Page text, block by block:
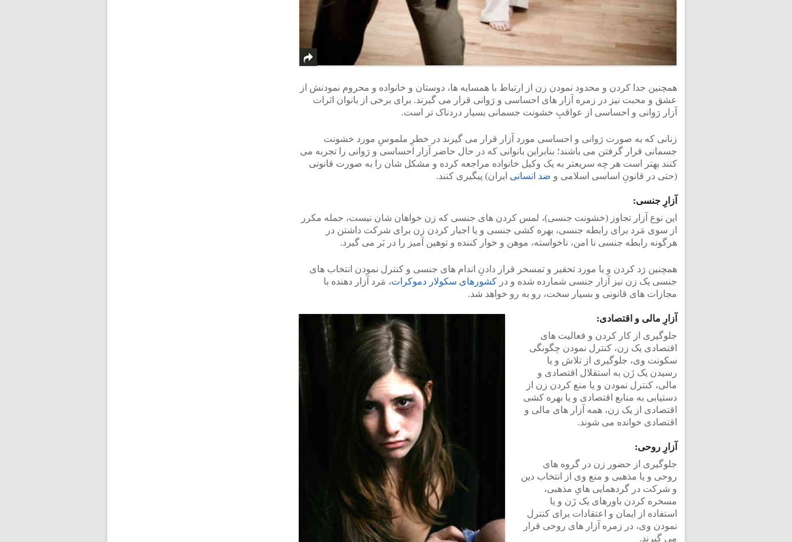
همچنین جدا کردن و محدود نمودن زن از ارتباط با همسایه ها، دوستان و خانواده و محروم نمودنش از
عشق و محبت نیز در زمره آزار های احساسی و رَوانی قرار می گیرند. برای برخی از بانوان اثرات
آزار رَوانی و احساسی از عواقبِ خشونت جسمانی بسیار دردناک تر است.
زنانی که به صورت رَوانی و احساسی مورد آزار قرار می گیرند در خطرِ ملموسِ مورد خشونت
جسمانی قرار گرفتن می باشند؛ بنابراین بانوانی که در حال حاضر آزار احساسی و رَوانی را تجربه می
کنند بهتر است هر چه سریعتر به یک وکیل خانواده مراجعه کرده و مشکل شان را به صورت قانونی
(حتی در قانونِ اساسی اسلامی و ضد انسانی ایران) پیگیری کنند.
آزارِ جنسی:
این نوع آزار تجاوز (خشونت جنسی)، لمس کردن های جنسی که زن خواهان شان نیست، حمله مکرر
از سوی مَرد برای رابطه جنسی، بهره کشی جنسی و یا اجبار کردن زن برای شرکت داشتن در
هرگونه رابطه جنسی نا امن، ناخواسته، موهن و خوار کننده و توهین آمیز را در بَر می گیرد.
همچنین رَد کردن و یا مورد تحقیر و تمسخر قرار دادنِ اندام های جنسی و کنترل نمودن انتخاب های
جنسی یک زن نیز آزار جنسی شمارده شده و در کشورهای سکولار دموکرات، مَرد آزار دهنده با
مجازات های قانونی و بسیار سخت، رو به رو خواهد شد.
آزارِ مالی و اقتصادی:
جلوگیری از کار کردن و فعالیت های
اقتصادی یک زن، کنترل نمودن چگونگی
سکونت وی، جلوگیری از تلاش و یا
رسیدن یک زَن به استقلال اقتصادی و
مالی، کنترل نمودن و یا منع کردن زن از
دستیابی به منابع اقتصادی و یا بهره کشی
اقتصادی از یک زن، همه آزار های مالی و
اقتصادی خوانده می شوند.
آزارِ روحی:
جلوگیری از حضور زن در گروه های
روحی و یا مذهبی و منع وی از انتخاب دین
و شرکت در گردهمایی هایِ مذهبی،
مسخره کردن باورهای یک زَن و یا
استفاده از ایمان و اعتقادات برای کنترل
نمودن وی، در زمره آزار های روحی قرار
می گیرند.